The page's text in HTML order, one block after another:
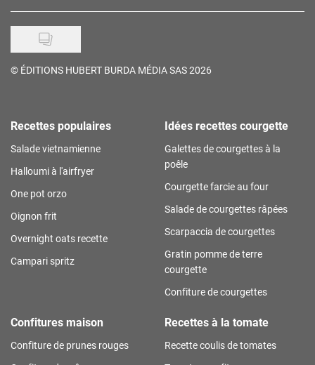
© ÉDITIONS HUBERT BURDA MÉDIA SAS 2026
Recettes populaires
Salade vietnamienne
Halloumi à l'airfryer
One pot orzo
Oignon frit
Overnight oats recette
Campari spritz
Idées recettes courgette
Galettes de courgettes à la
poêle
Courgette farcie au four
Salade de courgettes râpées
Scarpaccia de courgettes
Gratin pomme de terre
courgette
Confiture de courgettes
Confitures maison
Confiture de prunes rouges
Recettes à la tomate
Recette coulis de tomates